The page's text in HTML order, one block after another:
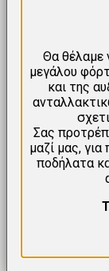
ΣΥΝΕΡΓΕΙΟ
Θα θέλαμε
μεγάλου
και της
Σας
μαζί μας,
ποδήλατα